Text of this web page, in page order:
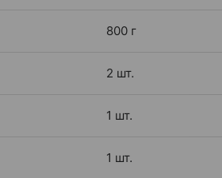
800 г
2 шт.
1 шт.
1 шт.